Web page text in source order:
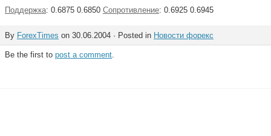
Поддержка: 0.6875 0.6850 Сопротивление: 0.6925 0.6945
By ForexTimes on 30.06.2004 · Posted in Новости форекс
Be the first to post a comment.